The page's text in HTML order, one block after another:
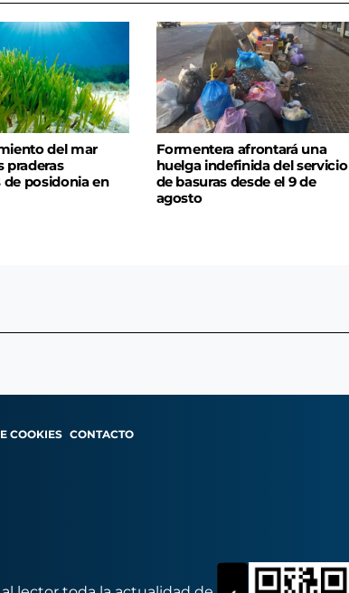
del mar
praderas
posidonia en
Formentera afrontará una
huelga indefinida del servicio
de basuras desde el 9 de
agosto
COOKIES CONTACTO